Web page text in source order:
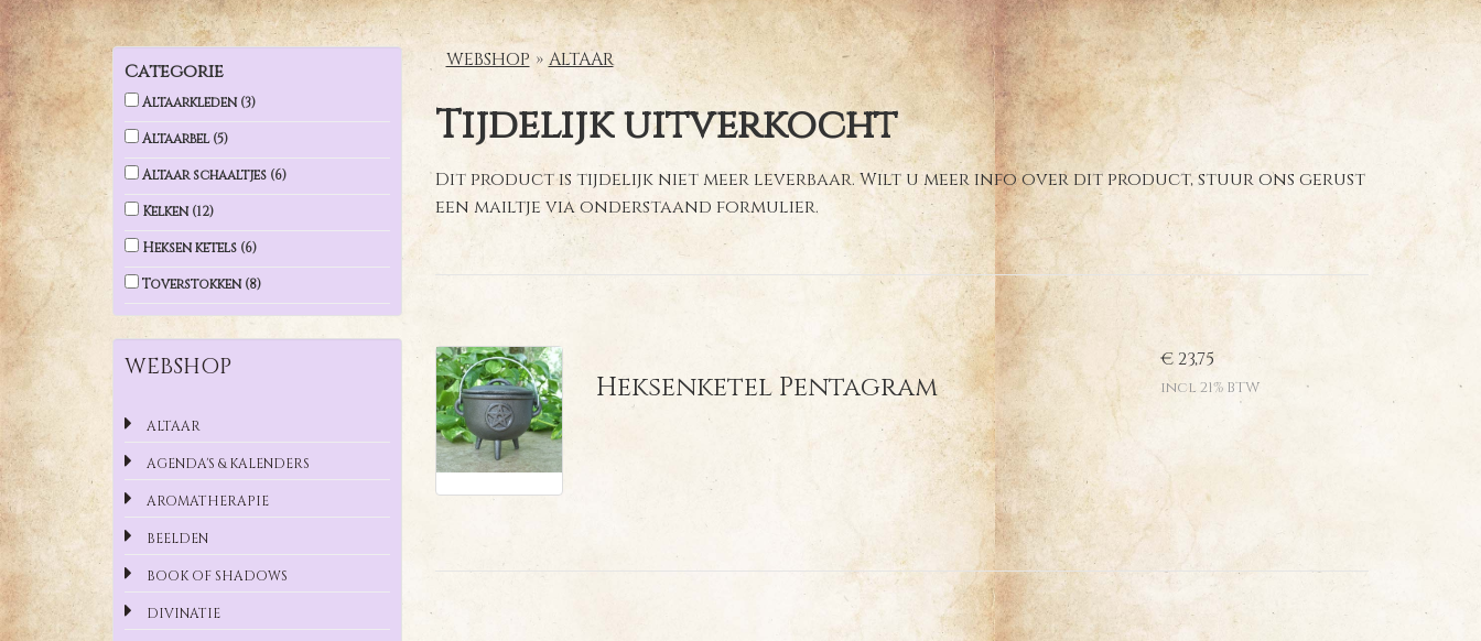
WEBSHOP ALTAAR
Tijdelijk uitverkocht
Dit product is tijdelijk niet meer leverbaar. Wilt u meer info over dit product, stuur ons gerust
een mailtje via onderstaand formulier.
Heksenketel Pentagram
€ 23,75
incl 21% BTW
Categorie
Altaarkleden(3)
Altaarbel(5)
Altaar schaaltjes (6)
Kelken(12)
Heksen ketels (6)
Toverstokken(8)
WEBSHOP
ALTAAR
AGENDA'S & KALENDERS
AROMATHERAPIE
BEELDEN
BOOK OF SHADOWS
DIVINATIE